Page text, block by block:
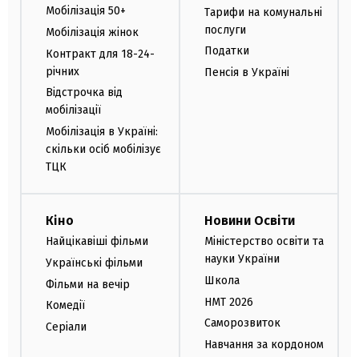
Мобілізація 50+
Мобілізація жінок
Контракт для 18-24-
річних
Відстрочка від
мобілізації
Мобілізація в Україні:
скільки осіб мобілізує
ТЦК
Тарифи на комунальні
послуги
Податки
Пенсія в Україні
Кіно
Найцікавіші фільми
Українські фільми
Фільми на вечір
Комедії
Серіали
Новини Освіти
Міністерство освіти та
науки України
Школа
НМТ 2026
Саморозвиток
Навчання за кордоном